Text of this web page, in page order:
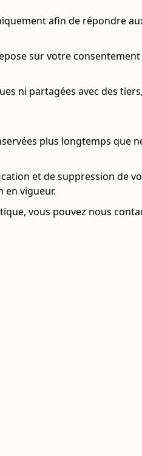
afin de répondre
sur votre
ni partagées avec des
plus longtemps que
et de suppression
en vigueur.
vous pouvez nous